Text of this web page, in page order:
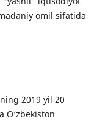
omil sifatida
2019 yil 20
O‘zbekiston